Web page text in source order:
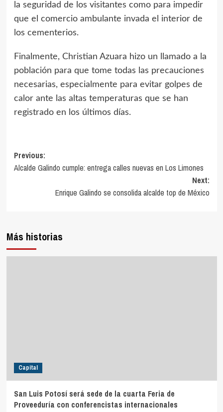
la seguridad de los visitantes como para impedir
que el comercio ambulante invada el interior de
los cementerios.
Finalmente, Christian Azuara hizo un llamado a la
población para que tome todas las precauciones
necesarias, especialmente para evitar golpes de
calor ante las altas temperaturas que se han
registrado en los últimos días.
Previous:
Alcalde Galindo cumple: entrega calles nuevas en Los Limones
Next:
Enrique Galindo se consolida alcalde top de México
Más historias
Capital
San Luis Potosí será sede de la cuarta Feria de
Proveeduría con conferencistas internacionales